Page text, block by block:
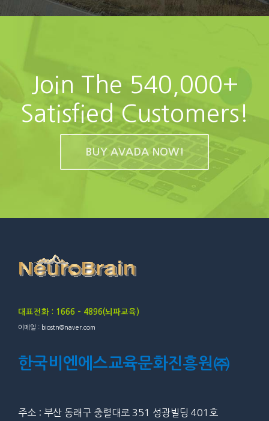
Join The 540,000+
Satisfied Customers!
BUY AVADA NOW!
대표전화 : 1666 – 4896(뇌파교육)
이메일 : biostn@naver.com
한국비엔에스교육문화진흥원㈜
주소 : 부산 동래구 충렬대로 351 성광빌딩 401호